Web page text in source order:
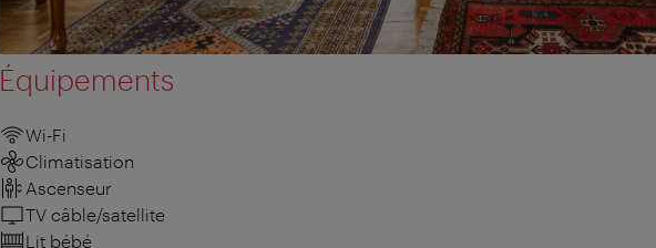
Équipements
Wi-Fi
Climatisation
Ascenseur
TV câble/satellite
Lit bébé